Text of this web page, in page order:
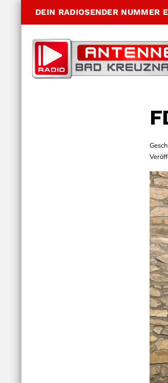
DEIN RADIOSENDER NUMMER